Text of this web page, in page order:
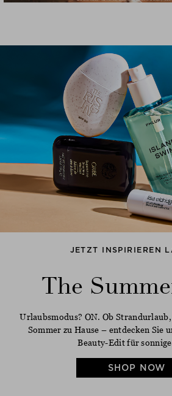
JETZT INSPIRIEREN
The
Urlaubsmodus? ON. Ob
Sommer zu Hause – entdecken Sie
Beauty-Edit für sonnige
SHOP NOW